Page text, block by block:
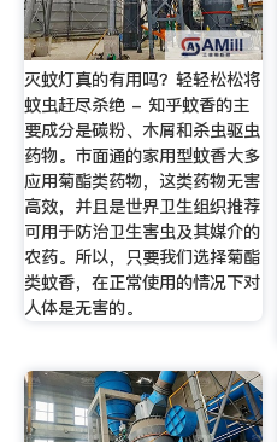
灭蚊灯真的有用吗？轻轻松松将
蚊虫赶尽杀绝 - 知乎蚊香的主
要成分是碳粉、木屑和杀虫驱虫
药物。市面通的家用型蚊香大多
应用菊酯类药物，这类药物无害
高效，并且是世界卫生组织推荐
可用于防治卫生害虫及其媒介的
农药。所以，只要我们选择菊酯
类蚊香，在正常使用的情况下对
人体是无害的。